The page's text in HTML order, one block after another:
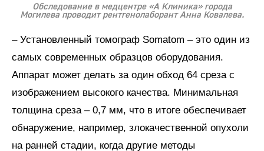
Обследование в медцентре «А Клиника» города
Могилева проводит рентгенолаборант Анна Ковалева.
– Установленный томограф Somatom – это один из
самых современных образцов оборудования.
Аппарат может делать за один обход 64 среза с
изображением высокого качества. Минимальная
толщина среза – 0,7 мм, что в итоге обеспечивает
обнаружение, например, злокачественной опухоли
на ранней стадии, когда другие методы